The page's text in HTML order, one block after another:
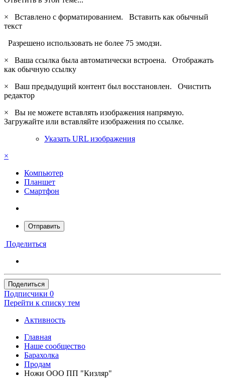
×
Вставлено с форматированием. Вставить как обычный
текст
Разрешено использовать не более 75 эмодзи.
×
Ваша ссылка была автоматически встроена. Отображать
как обычную ссылку
×
Ваш предыдущий контент был восстановлен. Очистить
редактор
×
Вы не можете вставлять изображения напрямую.
Загружайте или вставляйте изображения по ссылке.
Указать URL изображения
×
Компьютер
Планшет
Смартфон
Отправить
Поделиться
Поделиться
Подписчики 0
Перейти к списку тем
Активность
Главная
Наше сообщество
Барахолка
Продам
Ножи ООО ПП "Кизляр"